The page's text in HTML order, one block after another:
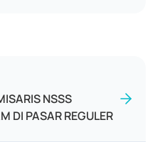
NSSS
DI PASAR REGULER